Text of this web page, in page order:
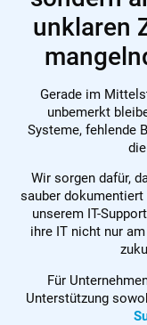
unklaren
Gerade im
unbemerkt
Systeme, fehlende
Wir sorgen dafür,
sauber
unserem IT-
ihre IT nicht nur
Für
Unterstützung